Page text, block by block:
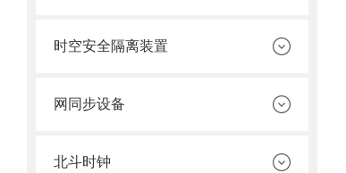
时空安全隔离装置
网同步设备
北斗时钟